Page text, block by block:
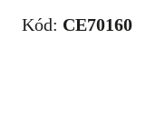
Kód: CE70160